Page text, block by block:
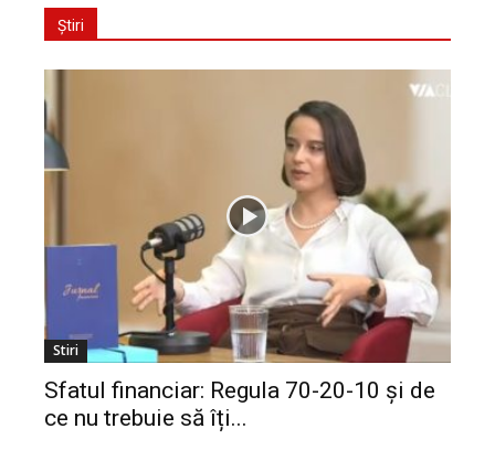
Știri
Stiri
Sfatul financiar: Regula 70-20-10 și de
ce nu trebuie să îți...